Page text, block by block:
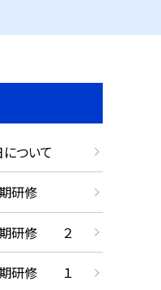
ついて
研修
期研修 ２
期研修 １